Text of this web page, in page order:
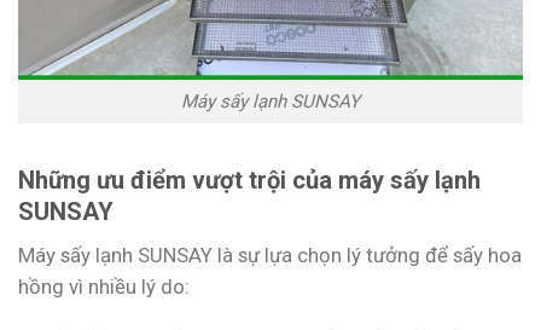
Máy sấy lạnh SUNSAY
Những ưu điểm vượt trội của máy sấy lạnh
SUNSAY
Máy sấy lạnh SUNSAY là sự lựa chọn lý tưởng để sấy hoa
hồng vì nhiều lý do: